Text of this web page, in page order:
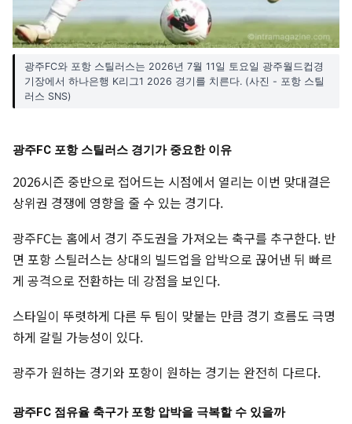
광주FC와 포항 스틸러스는 2026년 7월 11일 토요일 광주월드컵경
기장에서 하나은행 K리그1 2026 경기를 치른다. (사진 - 포항 스틸
러스 SNS)
광주FC 포항 스틸러스 경기가 중요한 이유
2026시즌 중반으로 접어드는 시점에서 열리는 이번 맞대결은
상위권 경쟁에 영향을 줄 수 있는 경기다.
광주FC는 홈에서 경기 주도권을 가져오는 축구를 추구한다. 반
면 포항 스틸러스는 상대의 빌드업을 압박으로 끊어낸 뒤 빠르
게 공격으로 전환하는 데 강점을 보인다.
스타일이 뚜렷하게 다른 두 팀이 맞붙는 만큼 경기 흐름도 극명
하게 갈릴 가능성이 있다.
광주가 원하는 경기와 포항이 원하는 경기는 완전히 다르다.
광주FC 점유율 축구가 포항 압박을 극복할 수 있을까